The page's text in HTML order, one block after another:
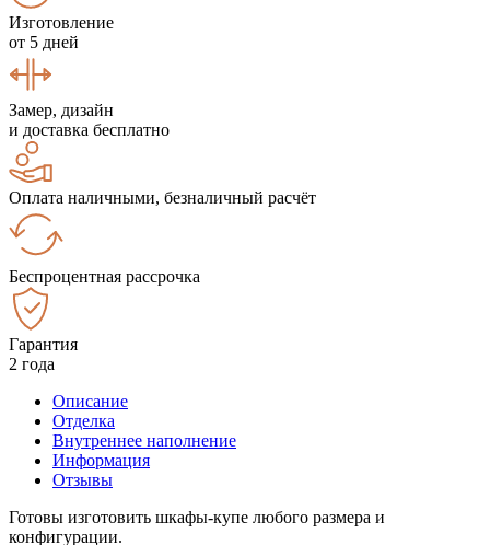
Изготовление
от 5 дней
Замер, дизайн
и доставка бесплатно
Оплата наличными, безналичный расчёт
Беспроцентная рассрочка
Гарантия
2 года
Описание
Отделка
Внутреннее наполнение
Информация
Отзывы
Готовы изготовить шкафы-купе любого размера и
конфигурации.